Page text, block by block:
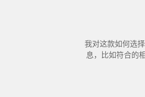
我对这款如何选
息，比如符合的